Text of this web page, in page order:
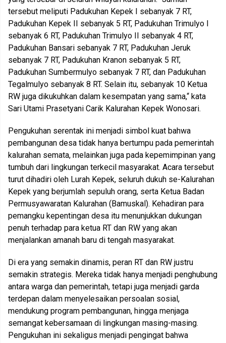
tersebut meliputi Padukuhan Kepek I sebanyak 7 RT,
Padukuhan Kepek II sebanyak 5 RT, Padukuhan Trimulyo I
sebanyak 6 RT, Padukuhan Trimulyo II sebanyak 4 RT,
Padukuhan Bansari sebanyak 7 RT, Padukuhan Jeruk
sebanyak 7 RT, Padukuhan Kranon sebanyak 5 RT,
Padukuhan Sumbermulyo sebanyak 7 RT, dan Padukuhan
Tegalmulyo sebanyak 8 RT. Selain itu, sebanyak 10 Ketua
RW juga dikukuhkan dalam kesempatan yang sama,“ kata
Sari Utami Prasetyani Carik Kalurahan Kepek Wonosari.
Pengukuhan serentak ini menjadi simbol kuat bahwa
pembangunan desa tidak hanya bertumpu pada pemerintah
kalurahan semata, melainkan juga pada kepemimpinan yang
tumbuh dari lingkungan terkecil masyarakat. Acara tersebut
turut dihadiri oleh Lurah Kepek, seluruh dukuh se-Kalurahan
Kepek yang berjumlah sepuluh orang, serta Ketua Badan
Permusyawaratan Kalurahan (Bamuskal). Kehadiran para
pemangku kepentingan desa itu menunjukkan dukungan
penuh terhadap para ketua RT dan RW yang akan
menjalankan amanah baru di tengah masyarakat.
Di era yang semakin dinamis, peran RT dan RW justru
semakin strategis. Mereka tidak hanya menjadi penghubung
antara warga dan pemerintah, tetapi juga menjadi garda
terdepan dalam menyelesaikan persoalan sosial,
mendukung program pembangunan, hingga menjaga
semangat kebersamaan di lingkungan masing-masing.
Pengukuhan ini sekaligus menjadi pengingat bahwa